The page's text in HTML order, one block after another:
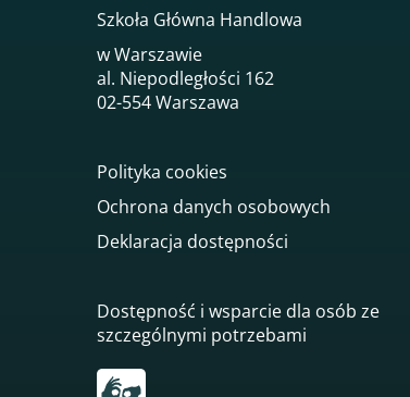
Szkoła Główna Handlowa
w Warszawie
al. Niepodległości 162
02-554 Warszawa
Polityka cookies
Ochrona danych osobowych
Deklaracja dostępności
Dostępność i wsparcie dla osób ze
szczególnymi potrzebami
Przekierowanie do tłumacza on-line